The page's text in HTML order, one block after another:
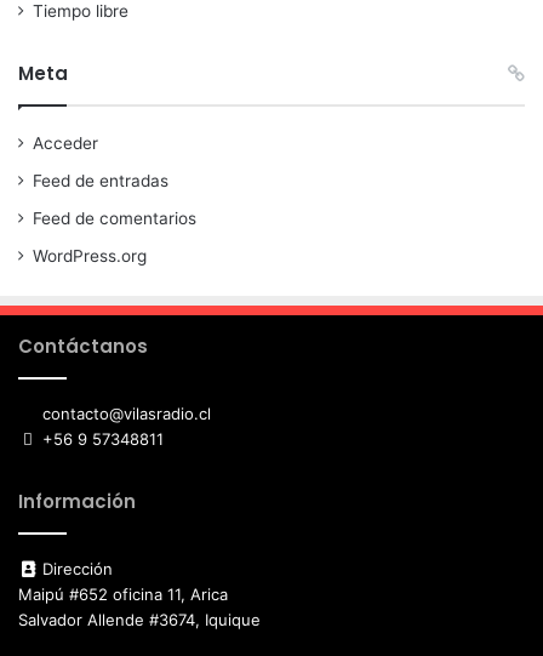
Tiempo libre
Meta
Acceder
Feed de entradas
Feed de comentarios
WordPress.org
Contáctanos
contacto@vilasradio.cl
+56 9 57348811
Información
Dirección
Maipú #652 oficina 11, Arica
Salvador Allende #3674, Iquique